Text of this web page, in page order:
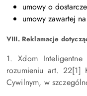
umowy o
umowy zawartej
VIII. Reklamacje
1. Xdom
rozumieniu art. 22[1]
Cywilnym, w